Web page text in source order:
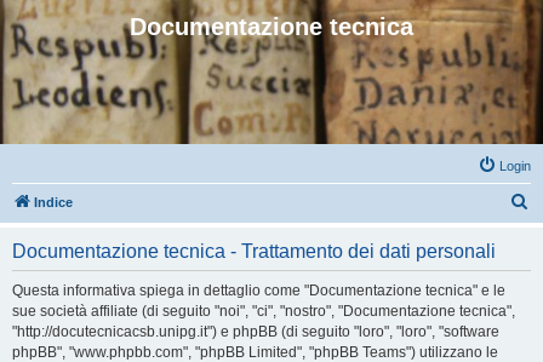
Documentazione tecnica
Login
Indice
Documentazione tecnica - Trattamento dei dati personali
Questa informativa spiega in dettaglio come "Documentazione tecnica" e le
sue società affiliate (di seguito "noi", "ci", "nostro", "Documentazione tecnica",
"http://docutecnicacsb.unipg.it") e phpBB (di seguito "loro", "loro", "software
phpBB", "www.phpbb.com", "phpBB Limited", "phpBB Teams") utilizzano le